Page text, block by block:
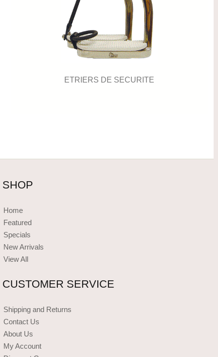
ETRIERS DE SECURITE
SHOP
Home
Featured
Specials
New Arrivals
View All
CUSTOMER SERVICE
Shipping and Returns
Contact Us
About Us
My Account